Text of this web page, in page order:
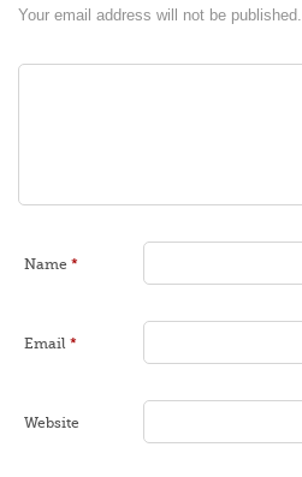
Your email address will not be published.
Name*
Email*
Website